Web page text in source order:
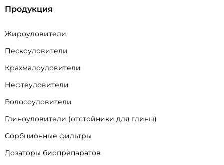
Продукция
Жироуловители
Пескоуловители
Крахмалоуловители
Нефтеуловители
Волосоуловители
Глиноуловители (отстойники для глины)
Сорбционные фильтры
Дозаторы биопрепаратов